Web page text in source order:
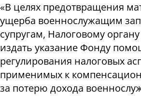
«В целях предотвращения
ущерба военнослужащим
супругам, Налоговому
издать указание Фонду
регулирования налоговых
применимых к
за потерю дохода